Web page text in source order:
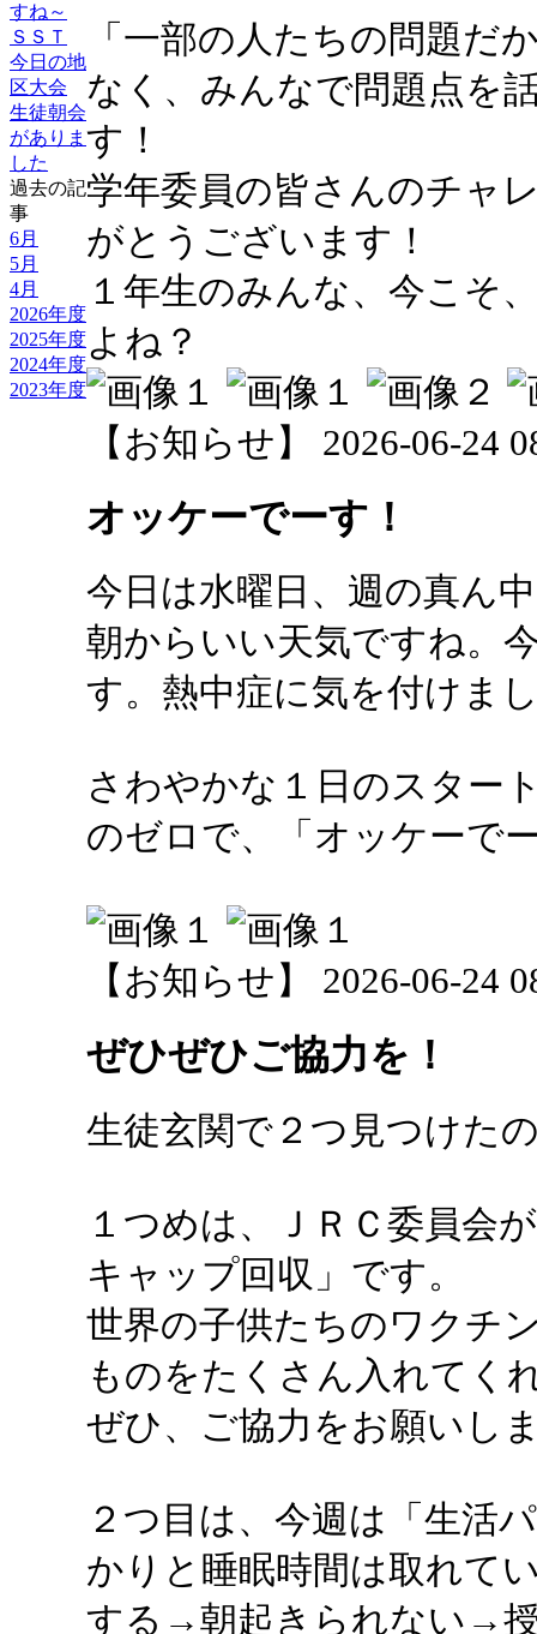
すね～
ＳＳＴ
今日の地
区大会
生徒朝会
がありま
した
過去の記
事
6月
5月
4月
2026年度
2025年度
2024年度
2023年度
「一部の人たちの問題だ
なく、みんなで問題点を
す！
学年委員の皆さんのチャ
がとうございます！
１年生のみんな、今こそ
よね？
【お知らせ】 2026-06-24
オッケーでーす！
今日は水曜日、週の真ん
朝からいい天気ですね。
す。熱中症に気を付けま
さわやかな１日のスター
のゼロで、「オッケーで
【お知らせ】 2026-06-24
ぜひぜひご協力を！
生徒玄関で２つ見つけた
１つめは、ＪＲＣ委員会
キャップ回収」です。
世界の子供たちのワクチ
ものをたくさん入れてく
ぜひ、ご協力をお願いし
２つ目は、今週は「生活
かりと睡眠時間は取れて
する→朝起きられない→